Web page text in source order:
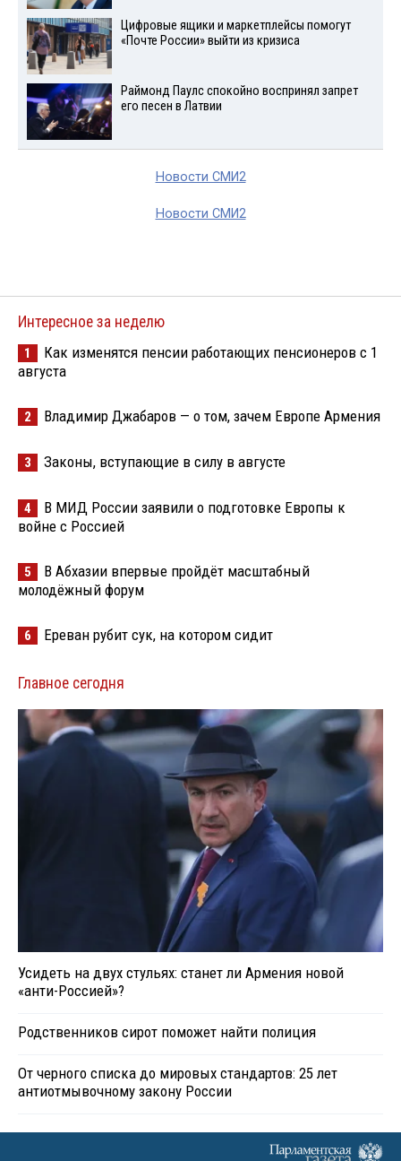
Цифровые ящики и маркетплейсы помогут
«Почте России» выйти из кризиса
Раймонд Паулс спокойно воспринял запрет
его песен в Латвии
Новости СМИ2
Новости СМИ2
Интересное за неделю
1
Как изменятся пенсии работающих пенсионеров с 1
августа
2 Владимир Джабаров — о том, зачем Европе Армения
3 Законы, вступающие в силу в августе
4
В МИД России заявили о подготовке Европы к
войне с Россией
5
В Абхазии впервые пройдёт масштабный
молодёжный форум
6 Ереван рубит сук, на котором сидит
Главное сегодня
Усидеть на двух стульях: станет ли Армения новой
«анти-Россией»?
Родственников сирот поможет найти полиция
От черного списка до мировых стандартов: 25 лет
антиотмывочному закону России